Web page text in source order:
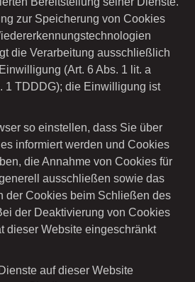
zur Speicherung von Cookies
die Verarbeitung ausschließlich
(Art. 6 Abs. 1 lit. a
1 TDDDG); die Einwilligung ist
so einstellen, dass Sie über
informiert werden und Cookies
die Annahme von Cookies für
ausschließen sowie das
der Cookies beim Schließen des
der Deaktivierung von Cookies
dieser Website eingeschränkt
auf dieser Website